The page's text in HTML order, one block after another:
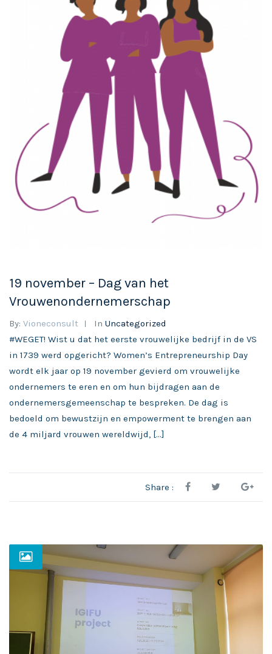
19 november – Dag van het
Vrouwenondernemerschap
By: Vioneconsult In Uncategorized
#WEGET! Wist u dat het eerste vrouwelijke bedrijf in de VS
in 1739 werd opgericht? Women’s Entrepreneurship Day
wordt elk jaar op 19 november gevierd om vrouwelijke
ondernemers te eren en om hun bijdragen aan de
ondernemersgemeenschap te bespreken. De dag is
bedoeld om bewustzijn en empowerment te brengen aan
de 4 miljard vrouwen wereldwijd, […]
Share :